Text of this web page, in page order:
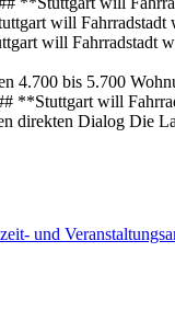
will Fahrradstadt
will Fahrradstadt
4.700 bis 5.700
**Stuttgart will
direkten Dialog Die
und